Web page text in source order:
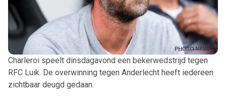
Charleroi speelt dinsdagavond een bekerwedstrijd tegen
RFC Luik. De overwinning tegen Anderlecht heeft iedereen
zichtbaar deugd gedaan.